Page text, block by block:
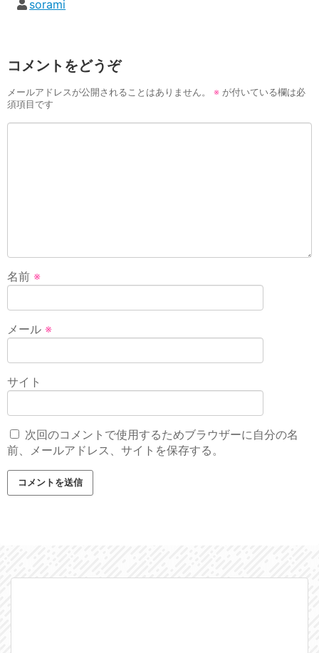
sorami
コメントをどうぞ
メールアドレスが公開されることはありません。 ※ が付いている欄は必
須項目です
名前 ※
メール ※
サイト
次回のコメントで使用するためブラウザーに自分の名
前、メールアドレス、サイトを保存する。